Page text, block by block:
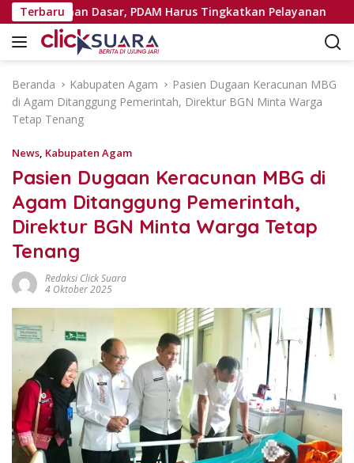
a
Terbaru
Kebutuhan Dasar, PDAM Harus Tingkatkan Pelayanan
Beranda Kabupaten Agam
Pasien Dugaan Keracunan MBG
di Agam Ditanggung Pemerintah, Direktur BGN Minta Warga
Tetap Tenang
News, Kabupaten Agam
Pasien Dugaan Keracunan MBG di
Agam Ditanggung Pemerintah,
Direktur BGN Minta Warga Tetap
Tenang
Redaksi Click Suara
4 Oktober 2025